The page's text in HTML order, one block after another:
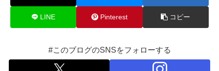
LINE Pinterest コピー
#このブログのSNSをフォローする